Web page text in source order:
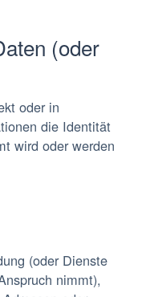
(oder
oder in
die Identität
wird oder werden
(oder Dienste
nimmt),